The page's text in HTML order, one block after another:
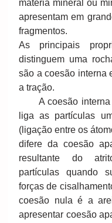
matéria mineral ou
apresentam em
fragmentos.
As principais
distinguem uma
são a coesão interna
a tração.
liga as partículas
(ligação entre os
difere da coesão
resultante do
partículas quando
forças de
coesão nula é a
apresentar coesão